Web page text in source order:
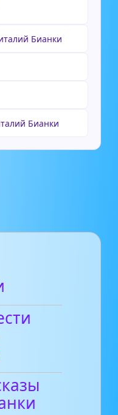
Бианки
Бианки